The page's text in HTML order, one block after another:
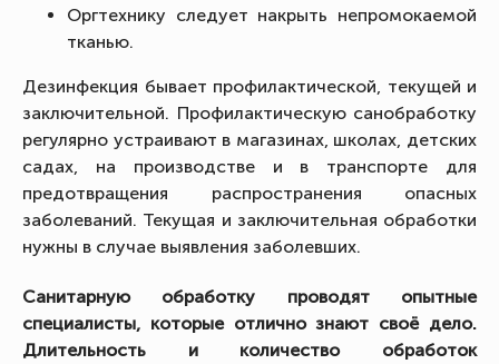
Оргтехнику следует накрыть непромокаемой
тканью.
Дезинфекция бывает профилактической, текущей и
заключительной. Профилактическую санобработку
регулярно устраивают в магазинах, школах, детских
садах, на производстве и в транспорте для
предотвращения распространения опасных
заболеваний. Текущая и заключительная обработки
нужны в случае выявления заболевших.
Санитарную обработку проводят опытные
специалисты, которые отлично знают своё дело.
Длительность и количество обработок